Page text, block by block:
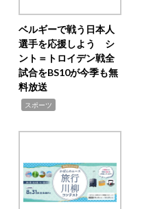
ベルギーで戦う日本人
選手を応援しよう シ
ント＝トロイデン戦全
試合をBS10が今季も無
料放送
スポーツ